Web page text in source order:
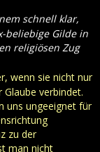
schnell klar,
beliebige Gilde in
religiösen Zug
wenn sie nicht nur
verbindet.
uns ungeeignet für
zu der
man nicht